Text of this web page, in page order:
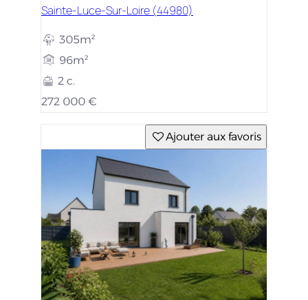
Sainte-Luce-Sur-Loire (44980)
305m²
96m²
2 c.
272 000 €
Ajouter aux favoris